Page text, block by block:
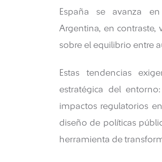
España se avanza
Argentina, en contraste,
sobre el equilibrio entre
Estas tendencias
estratégica del
impactos regulatorios
diseño de políticas
herramienta de